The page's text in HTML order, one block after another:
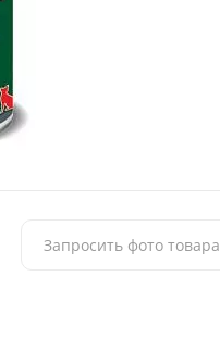
Запросить фото товара